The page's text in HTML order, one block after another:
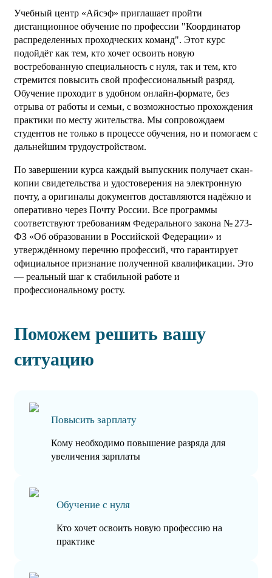
Учебный центр «Айсэф» приглашает пройти
дистанционное обучение по профессии "Координатор
распределенных проходческих команд". Этот курс
подойдёт как тем, кто хочет освоить новую
востребованную специальность с нуля, так и тем, кто
стремится повысить свой профессиональный разряд.
Обучение проходит в удобном онлайн-формате, без
отрыва от работы и семьи, с возможностью прохождения
практики по месту жительства. Мы сопровождаем
студентов не только в процессе обучения, но и помогаем с
дальнейшим трудоустройством.
По завершении курса каждый выпускник получает скан-
копии свидетельства и удостоверения на электронную
почту, а оригиналы документов доставляются надёжно и
оперативно через Почту России. Все программы
соответствуют требованиям Федерального закона № 273-
ФЗ «Об образовании в Российской Федерации» и
утверждённому перечню профессий, что гарантирует
официальное признание полученной квалификации. Это
— реальный шаг к стабильной работе и
профессиональному росту.
Поможем решить вашу
ситуацию
Повысить зарплату
Кому необходимо повышение разряда для
увеличения зарплаты
Обучение с нуля
Кто хочет освоить новую профессию на
практике